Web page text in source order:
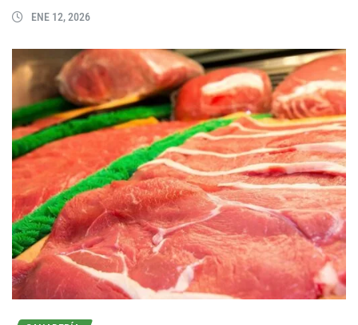
ENE 12, 2026